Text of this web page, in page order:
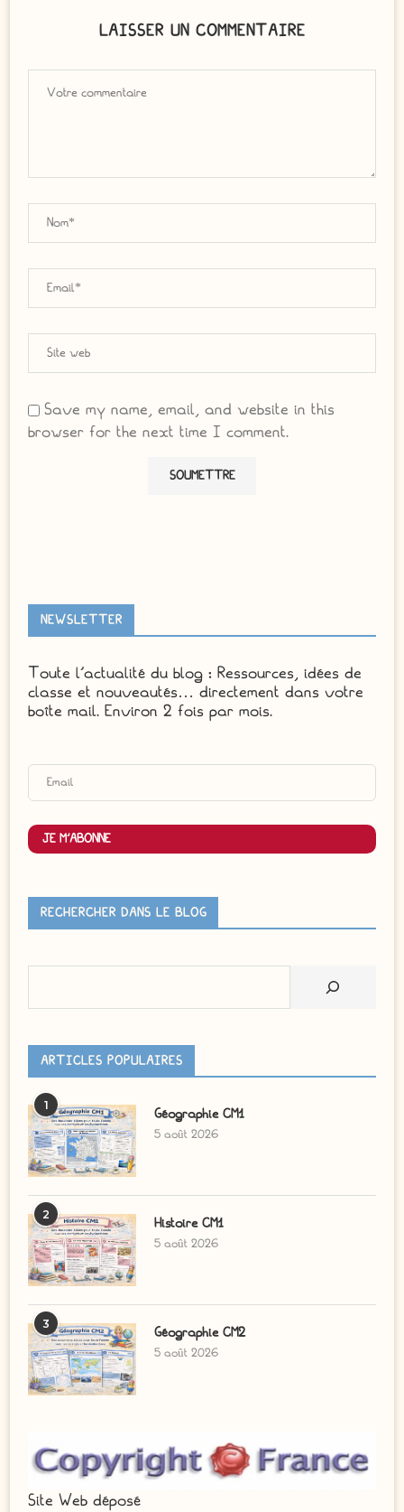
LAISSER UN COMMENTAIRE
Save my name, email, and website in this
browser for the next time I comment.
NEWSLETTER
Toute l'actualité du blog : Ressources, idées de
classe et nouveautés… directement dans votre
boîte mail. Environ 2 fois par mois.
JE M'ABONNE
RECHERCHER DANS LE BLOG
ARTICLES POPULAIRES
1
Géographie CM1
5 août 2026
2
Histoire CM1
5 août 2026
3
Géographie CM2
5 août 2026
Site Web déposé